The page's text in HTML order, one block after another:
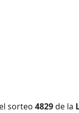
sorteo 4829de la